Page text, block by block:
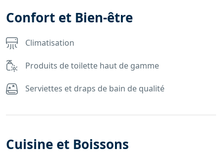
Confort et Bien-être
Climatisation
Produits de toilette haut de gamme
Serviettes et draps de bain de qualité
Cuisine et Boissons